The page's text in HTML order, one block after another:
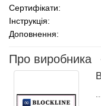
Сертифікати:
Інструкція:
Доповнення:
Про виробника